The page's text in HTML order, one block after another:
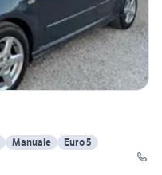
Manuale
Euro 5